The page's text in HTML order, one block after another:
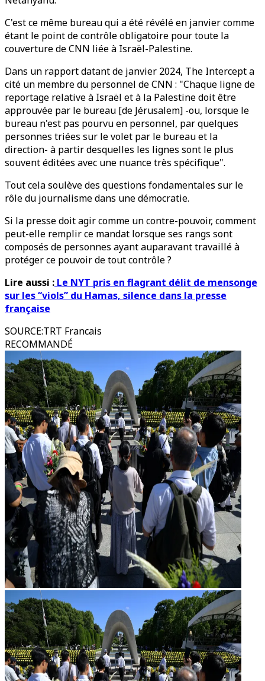
C'est ce même bureau qui a été révélé en janvier comme
étant le point de contrôle obligatoire pour toute la
couverture de CNN liée à Israël-Palestine.
Dans un rapport datant de janvier 2024, The Intercept a
cité un membre du personnel de CNN : "Chaque ligne de
reportage relative à Israël et à la Palestine doit être
approuvée par le bureau [de Jérusalem] -ou, lorsque le
bureau n'est pas pourvu en personnel, par quelques
personnes triées sur le volet par le bureau et la
direction- à partir desquelles les lignes sont le plus
souvent éditées avec une nuance très spécifique".
Tout cela soulève des questions fondamentales sur le
rôle du journalisme dans une démocratie.
Si la presse doit agir comme un contre-pouvoir, comment
peut-elle remplir ce mandat lorsque ses rangs sont
composés de personnes ayant auparavant travaillé à
protéger ce pouvoir de tout contrôle ?
Lire aussi : Le NYT pris en flagrant délit de mensonge
sur les “viols” du Hamas, silence dans la presse
française
SOURCE:TRT Francais
RECOMMANDÉ